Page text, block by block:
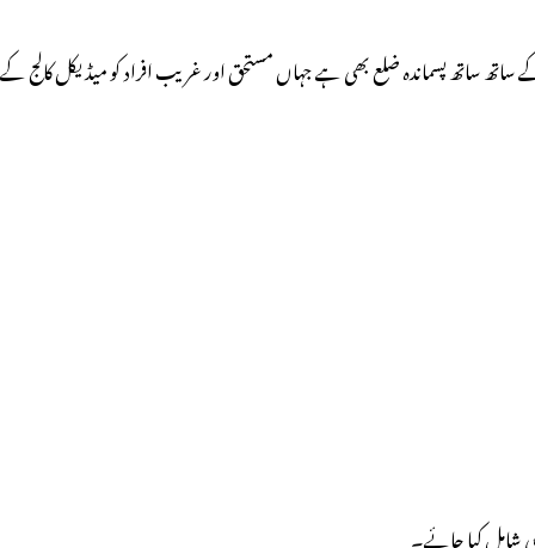
کے ساتھ ساتھ پسماندہ ضلع بھی ہے جہاں مستحق اور غریب افراد کو میڈیکل کالج کے
شامل کیا جائے۔